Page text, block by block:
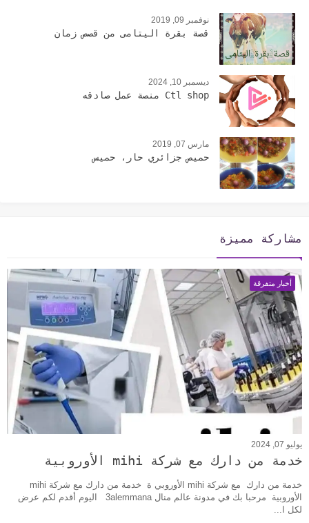
نوفمبر 09, 2019
قصة بقرة اليتامى من قصص زمان
ديسمبر 10, 2024
Ctl shop منصة عمل صادقه
مارس 07, 2019
حميص جزائري حار، حميس
مشاركة مميزة
أخبار متفرقة
يوليو 07, 2024
خدمة من دارك مع شركة mihi الأوروبية
خدمة من دارك مع شركة mihi الأوروبي ة خدمة من دارك مع شركة mihi
الأوروبية مرحبا بك في مدونة عالم منال 3alemmana اليوم أقدم لكم عرض
لكل ا...